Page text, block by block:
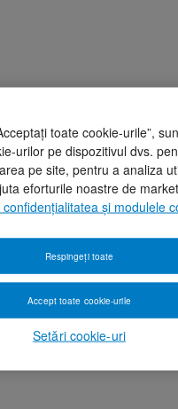
toate cookie-urile”,
urilor pe dispozitivul dvs.
pe site, pentru a analiza
eforturile noastre de
și modulele
Setări cookie-uri
Respingeți toate
Accept toate cookie-urile